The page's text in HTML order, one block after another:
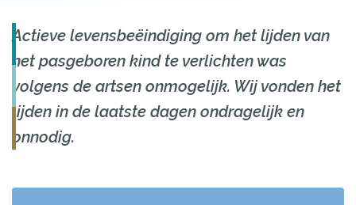
Actieve levensbeëindiging om het lijden van
het pasgeboren kind te verlichten was
volgens de artsen onmogelijk. Wij vonden het
lijden in de laatste dagen ondragelijk en
onnodig.